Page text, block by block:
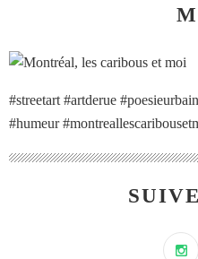
#streetart #artderue
#humeur